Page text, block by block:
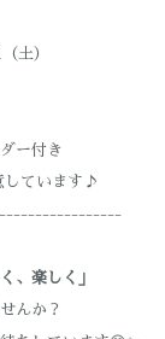
土）
ー付き
しています♪
、楽しく」
んか？